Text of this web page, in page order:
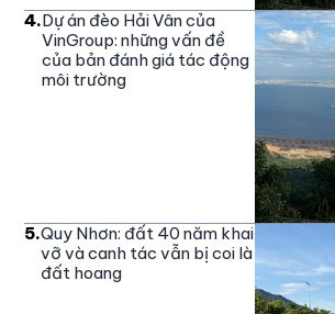
4.Dự án đèo Hải Vân của
VinGroup: những vấn đề
của bản đánh giá tác động
môi trường
5.Quy Nhơn: đất 40 năm khai
vỡ và canh tác vẫn bị coi là
đất hoang